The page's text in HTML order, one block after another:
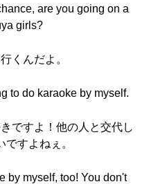
are you going on a
girls?
くんだよ。
to do karaoke by myself.
ですよ！他の人と交代し
すよねぇ。
by myself, too! You don't